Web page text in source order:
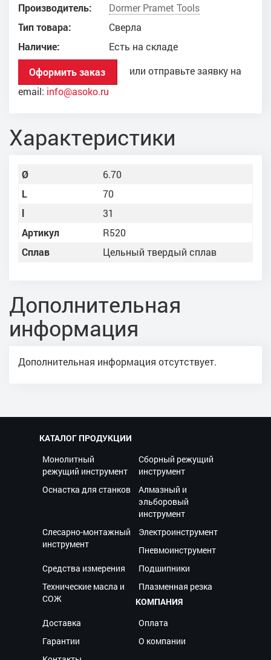
Производитель:
Dоrmer Pramet Tools
Тип товара:
Сверла
Наличие:
Есть на складе
Оформить заказ
или отправьте заявку на
email: info@asoko.ru
Характеристики
Ø
6.70
L
70
l
31
Артикул
R520
Сплав
Цельный твердый сплав
Дополнительная
информация
Дополнительная информация отсутствует.
КАТАЛОГ ПРОДУКЦИИ
Монолитный
режущий инструмент
Сборный режущий
инструмент
Оснастка для станков
Алмазный и
эльборовый
инструмент
Слесарно-монтажный
инструмент
Электроинструмент
Пневмоинструмент
Средства измерения
Подшипники
Технические масла и
СОЖ
Плазменная резка
КОМПАНИЯ
Доставка
Оплата
Гарантии
О компании